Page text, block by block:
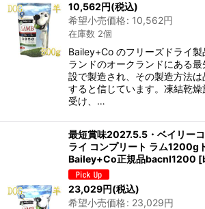
10,562円(税込)
希望小売価格: 10,562円
在庫数 2個
Bailey+Co のフリーズドライ
ランドのオークランドにある
設で製造され、その製造方法
すると信じています。凍結乾
受け、…
最短賞味2027.5.5・ベイリー
ライ コンプリート ラム1200g
Bailey+Co正規品bacnl1200 [
23,029円(税込)
希望小売価格: 23,029円